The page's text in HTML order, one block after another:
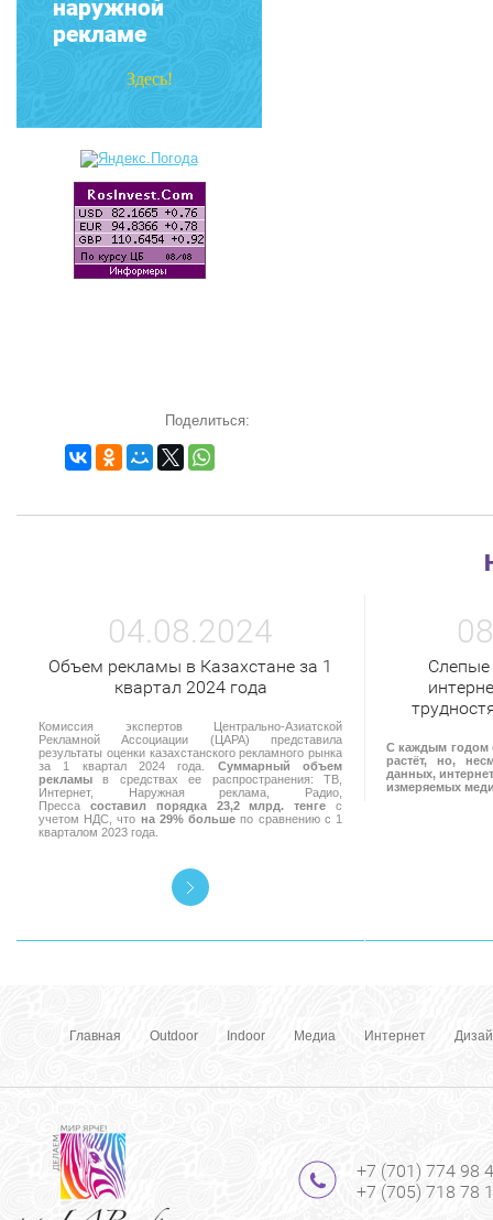
наружной
рекламе
Здесь!
Поделиться:
04.08.2024
Объем рекламы в Казахстане за 1
квартал 2024 года
Комиссия экспертов Центрально-Азиатской
Рекламной Ассоциации (ЦАРА) представила
результаты оценки казахстанского рекламного рынка
за 1 квартал 2024 года. Суммарный объем
рекламы в средствах ее распространения: ТВ,
Интернет, Наружная реклама, Радио,
Пресса составил порядка 23,2 млрд. тенге с
учетом НДС, что на 29% больше по сравнению с 1
кварталом 2023 года.
С каждым годом
растёт, но,
данных,
измеряемых
Главная Outdoor Indoor Медиа Интернет
+7 (701) 774 98
+7 (705) 718 78